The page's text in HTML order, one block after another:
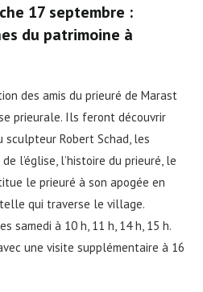
17 septembre :
du patrimoine à
des amis du prieuré de Marast
prieurale. Ils feront découvrir
Robert Schad, les
l’église, l’histoire du prieuré, le
le prieuré à son apogée en
qui traverse le village.
samedi à 10 h, 11 h, 14 h, 15 h.
une visite supplémentaire à 16